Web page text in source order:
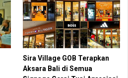
Sira Village GOB Terapkan
Aksara Bali di Semua